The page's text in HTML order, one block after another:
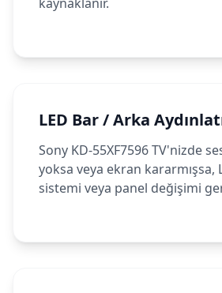
LED Bar / Arka
Sony KD-55XF7596 TV'nizde
yoksa veya ekran kararmışsa,
sistemi veya panel değişimi